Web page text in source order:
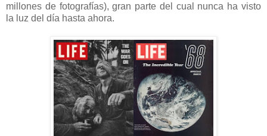
millones de fotografías), gran parte del cual nunca ha visto
la luz del día hasta ahora.